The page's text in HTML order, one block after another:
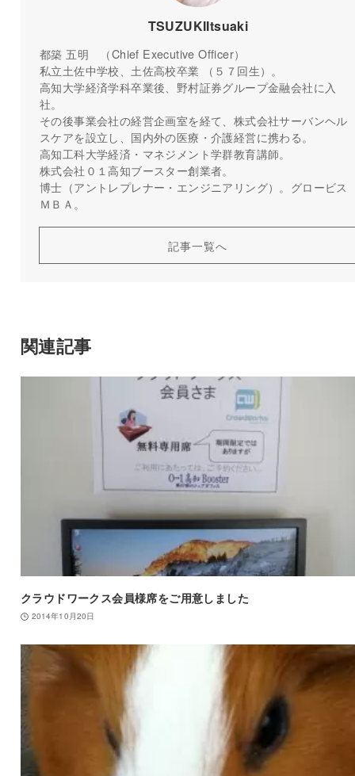
TSUZUKIItsuaki
都築 五明 （Chief Executive Officer）
私立土佐中学校、土佐高校卒業 （５７回生）。
高知大学経済学科卒業後、野村証券グループ金融会社に入
社。
その後事業会社の経営企画室を経て、株式会社サーバンヘル
スケアを設立し、国内外の医療・介護経営に携わる。
高知工科大学経済・マネジメント学群教育講師。
株式会社０１高知ブースター創業者。
博士（アントレプレナー・エンジニアリング）。グロービス
ＭＢＡ。
記事一覧へ
関連記事
クラウドワークス会員様席をご用意しました
2014年10月20日